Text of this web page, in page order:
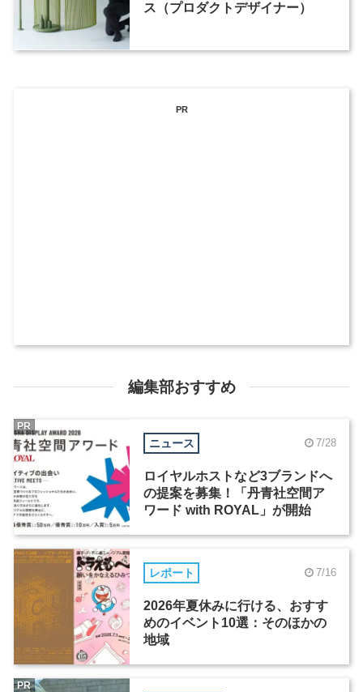
ス（プロダクトデザイナー）
PR
編集部おすすめ
ニュース 7/28
ロイヤルホストなど3ブランドへ
の提案を募集！「丹青社空間ア
ワード with ROYAL」が開始
PR
レポート 7/16
2026年夏休みに行ける、おすす
めのイベント10選：そのほかの
地域
PR